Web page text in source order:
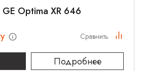
GE Optima XR 646
Подробнее
Сравнить